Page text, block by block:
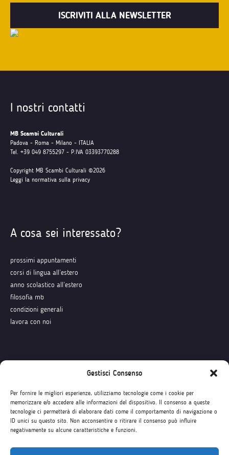
Gestisci Consenso
Per fornire le migliori esperienze, utilizziamo tecnologie come i cookie per
memorizzare e/o accedere alle informazioni del dispositivo. Il consenso a queste
tecnologie ci permetterà di elaborare dati come il comportamento di navigazione o
ID unici su questo sito. Non acconsentire o ritirare il consenso può influire
negativamente su alcune caratteristiche e funzioni.
I nostri contatti
MB Scambi Culturali
Padova - Roma - Milano - ITALIA
Tel. +39 049 8755297 - P.IVA 03393770288
Copyright MB Scambi Culturali ©2026
Leggi la normativa sulla privacy
A cosa sei interessato?
prossimi appuntamenti
corsi di lingua all’estero
anno scolastico all’estero
filosofia mb
condizioni generali
lavora con noi